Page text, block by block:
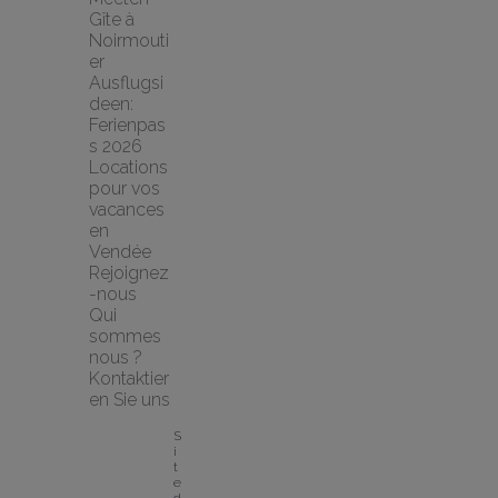
Gîte à
Noirmouti
er
Ausflugsi
deen:
Ferienpas
s 2026
Locations
pour vos
vacances
en
Vendée
Rejoignez
-nous
Qui
sommes
nous ?
Kontaktier
en Sie uns
S
i
t
e